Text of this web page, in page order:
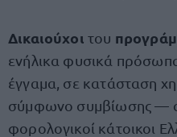
Δικαιούχοι του
ενήλικα φυσικά
έγγαμα, σε κατάσταση
σύμφωνο συμβίωσης —
φορολογικοί κάτοικοι